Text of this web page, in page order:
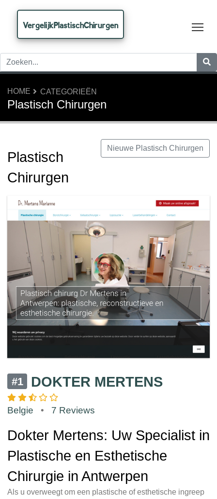
VergelijkPlastischChirurgen
HOME CATEGORIEËN
Plastisch Chirurgen
Nieuwe Plastisch Chirurgen
Plastisch
Chirurgen
#1 DOKTER MERTENS
Belgie • 7 Reviews
Dokter Mertens: Uw Specialist in
Plastische en Esthetische
Chirurgie in Antwerpen
Als u overweegt om een plastische of esthetische ingreep